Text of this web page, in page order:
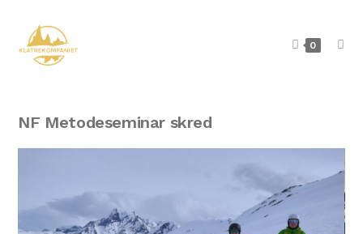
0
NF Metodeseminar skred